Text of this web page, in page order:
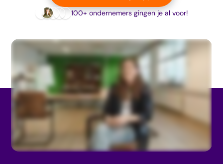
100+ ondernemers gingen je al voor!